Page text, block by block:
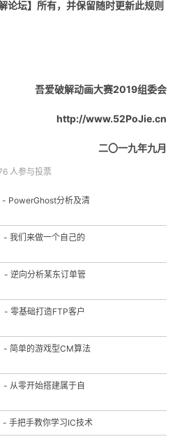
论坛】所有，并保留随时更新此规则
吾爱破解动画大赛2019组委会
http://www.52PoJie.cn
二〇一九年九月
人参与投票
PowerGhost分析及清
我们来做一个自己的
- 逆向分析某东订单管
零基础打造FTP客户
- 简单的游戏型CM算法
从零开始搭建属于自
手把手教你学习IC技术